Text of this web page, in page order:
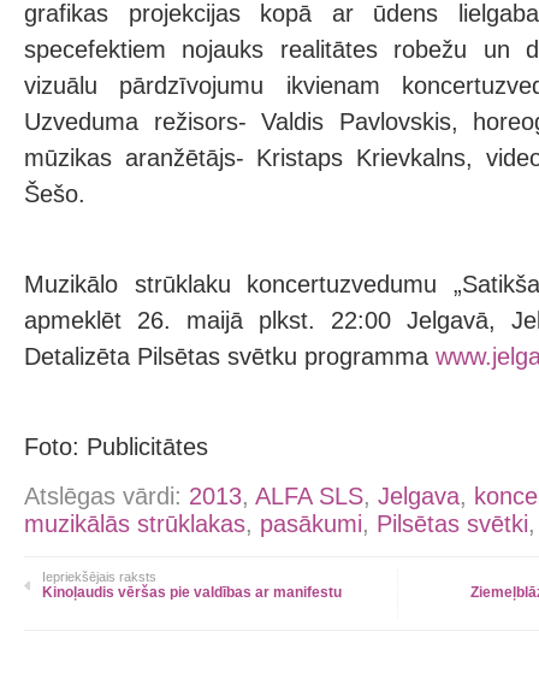
grafikas projekcijas kopā ar ūdens
specefektiem nojauks realitātes robežu un
vizuālu pārdzīvojumu ikvienam
Uzveduma režisors- Valdis Pavlovskis,
mūzikas aranžētājs- Kristaps Krievkalns,
Šešo.
Muzikālo strūklaku koncertuzvedumu
apmeklēt 26. maijā plkst. 22:00 Jelgavā,
Detalizēta Pilsētas svētku programma
Foto: Publicitātes
Atslēgas vārdi: 2013, ALFA SLS, Jelgava,
muzikālās strūklakas, pasākumi, Pilsētas svētki
Iepriekšējais raksts
Kinoļaudis vēršas pie valdības ar manifestu